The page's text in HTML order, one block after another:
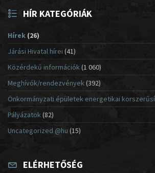
HÍR KATEGÓRIÁK
Hírek (26)
Járási Hivatal hírei (41)
Közérdekű információk(1 060)
Meghívók/rendezvények (392)
Önkormányzati épületek energetikai
Pályázatok (82)
Uncategorized @hu (15)
ELÉRHETŐSÉG